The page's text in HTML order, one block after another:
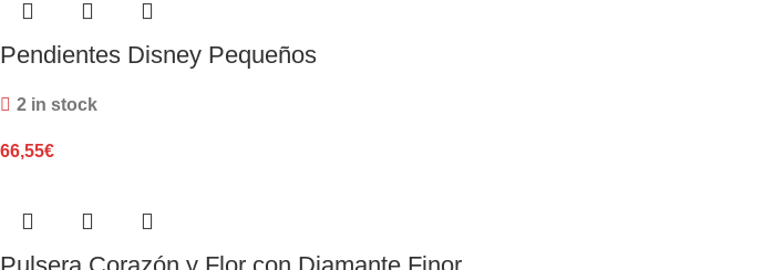
Pendientes Disney Pequeños
2 in stock
66,55€